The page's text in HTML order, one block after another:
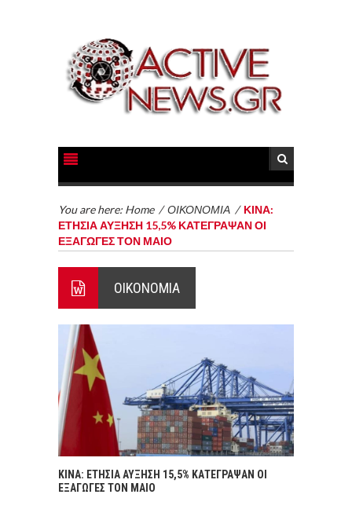
You are here: Home /ΟΙΚΟΝΟΜΙΑ / ΚΙΝΑ:
ΕΤΗΣΙΑ ΑΥΞΗΣΗ 15,5% ΚΑΤΕΓΡΑΨΑΝ ΟΙ
ΕΞΑΓΩΓΕΣ ΤΟΝ ΜΑΙΟ
ΟΙΚΟΝΟΜΙΑ
ΚΙΝΑ: ΕΤΗΣΙΑ ΑΥΞΗΣΗ 15,5% ΚΑΤΕΓΡΑΨΑΝ ΟΙ
ΕΞΑΓΩΓΕΣ ΤΟΝ ΜΑΙΟ